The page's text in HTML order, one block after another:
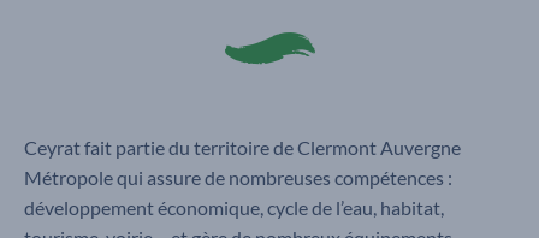
Ceyrat fait partie du territoire de Clermont Auvergne
Métropole qui assure de nombreuses compétences :
développement économique, cycle de l’eau, habitat,